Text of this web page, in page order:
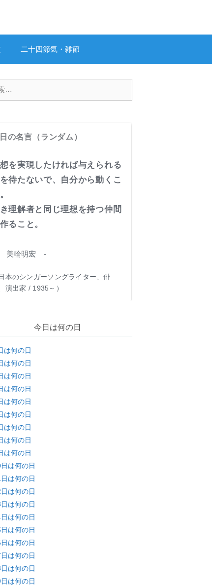
二十四節気・雑節
の名言（ランダム）
を実現したければ与えられる
待たないで、自分から動くこ
き理解者と同じ理想を持つ仲間
ること。
美輪明宏 -
日本のシンガーソングライター、俳
演出家 / 1935～）
今日は何の日
は何の日
は何の日
は何の日
は何の日
は何の日
は何の日
は何の日
は何の日
は何の日
は何の日
は何の日
は何の日
は何の日
は何の日
は何の日
は何の日
は何の日
は何の日
は何の日